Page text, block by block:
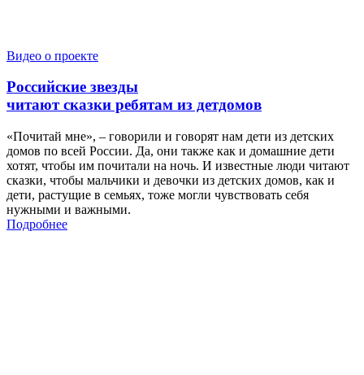
Видео о проекте
Российские звезды
читают сказки ребятам из детдомов
«Почитай мне», – говорили и говорят нам дети из детских
домов по всей России. Да, они также как и домашние дети
хотят, чтобы им почитали на ночь. И известные люди читают
сказки, чтобы мальчики и девочки из детских домов, как и
дети, растущие в семьях, тоже могли чувствовать себя
нужными и важными.
Подробнее